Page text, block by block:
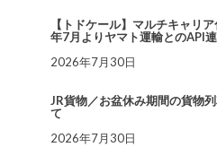
【トドケール】マルチキャリ
年7月よりヤマト運輸とのAPI
2026年7月30日
JR貨物／お盆休み期間の貨物
て
2026年7月30日